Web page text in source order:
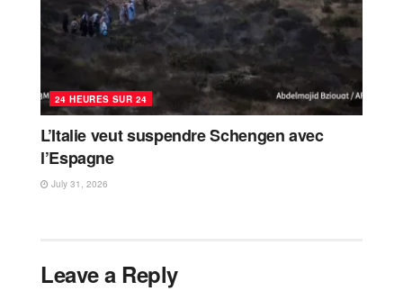
24 HEURES SUR 24
L’Italie veut suspendre Schengen avec
l’Espagne
July 31, 2026
Leave a Reply